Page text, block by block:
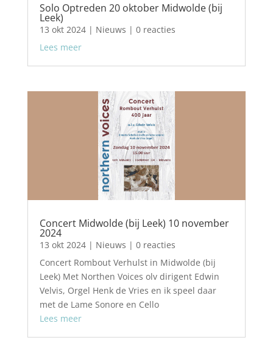
Solo Optreden 20 oktober Midwolde (bij
Leek)
13 okt 2024| Nieuws | 0 reacties
Lees meer
Concert Midwolde (bij Leek) 10 november
2024
13 okt 2024| Nieuws | 0 reacties
Concert Rombout Verhulst in Midwolde (bij
Leek) Met Northen Voices olv dirigent Edwin
Velvis, Orgel Henk de Vries en ik speel daar
met de Lame Sonore en Cello
Lees meer